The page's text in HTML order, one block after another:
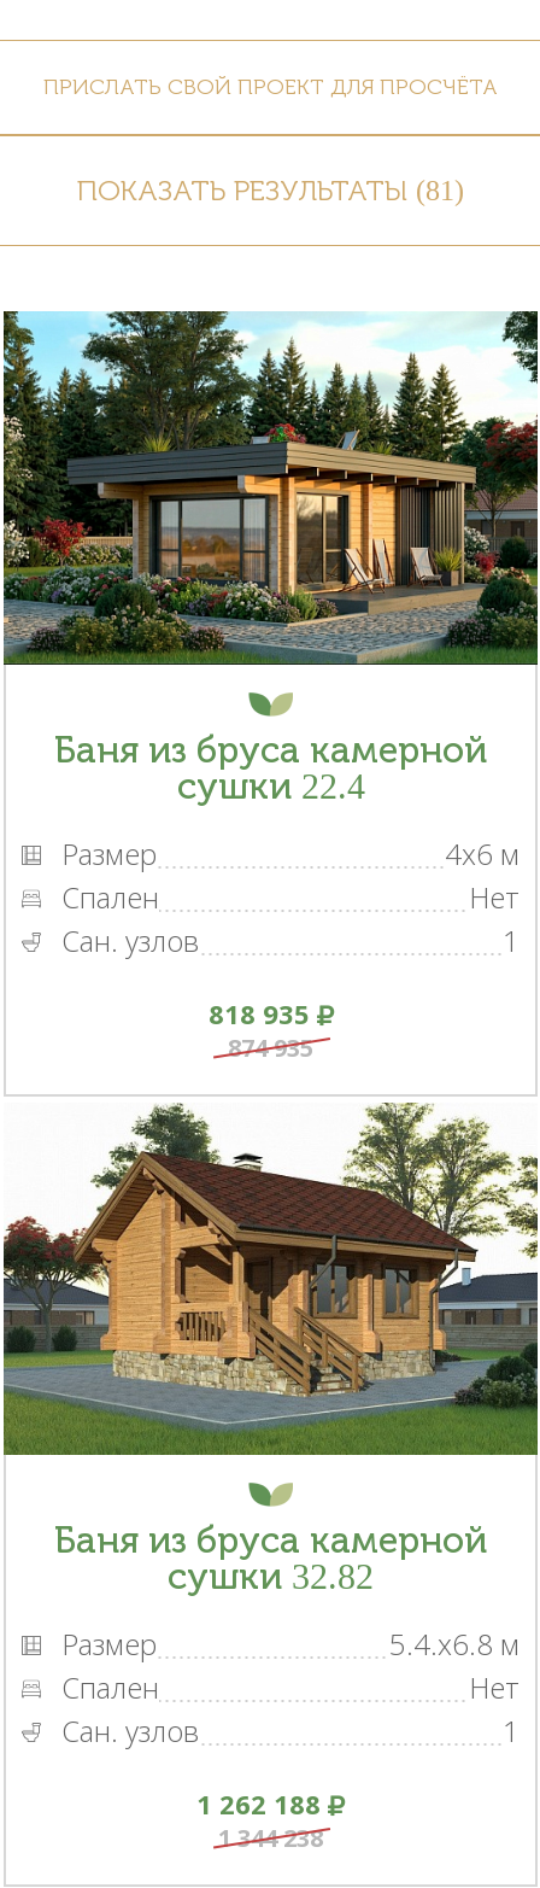
ПРИСЛАТЬ СВОЙ ПРОЕКТ ДЛЯ ПРОСЧЁТА
ПОКАЗАТЬ РЕЗУЛЬТАТЫ (81)
Баня из бруса камерной
сушки 22.4
Размер
4x6 м
Спален
Нет
Сан. узлов
1
818 935
874 935
Баня из бруса камерной
сушки 32.82
Размер
5.4.x6.8 м
Спален
Нет
Сан. узлов
1
1 262 188
1 344 238